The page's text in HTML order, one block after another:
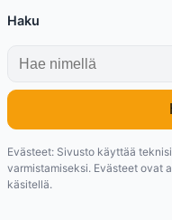
Haku
Evästeet: Sivusto käyttää
varmistamiseksi. Evästeet ovat
käsitellä.